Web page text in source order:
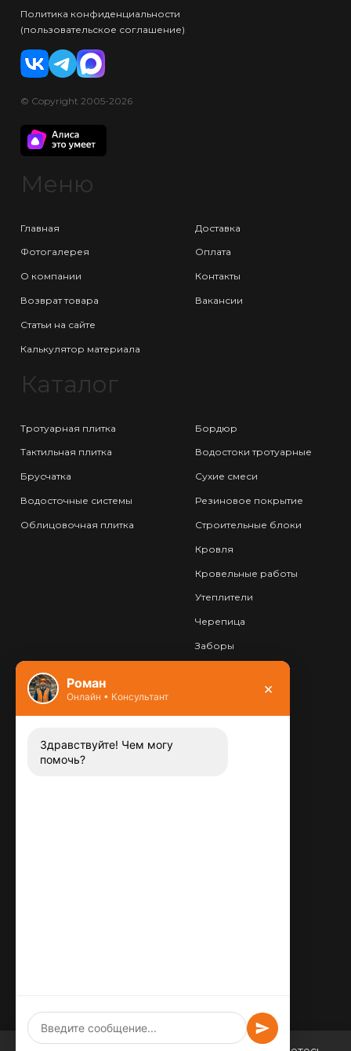
Политика конфиденциальности
(пользовательское соглашение)
© Copyright 2005-2026
Меню
Главная
Фотогалерея
О компании
Возврат товара
Статьи на сайте
Калькулятор материала
Доставка
Оплата
Контакты
Вакансии
Каталог
Тротуарная плитка
Тактильная плитка
Брусчатка
Водосточные системы
Облицовочная плитка
Бордюр
Водостоки тротуарные
Сухие смеси
Резиновое покрытие
Строительные блоки
Кровля
Кровельные работы
Утеплители
Черепица
Заборы
Контакты
Заказать звонок
Роман
Онлайн • Консультант ×
Здравствуйте! Чем могу
помочь?